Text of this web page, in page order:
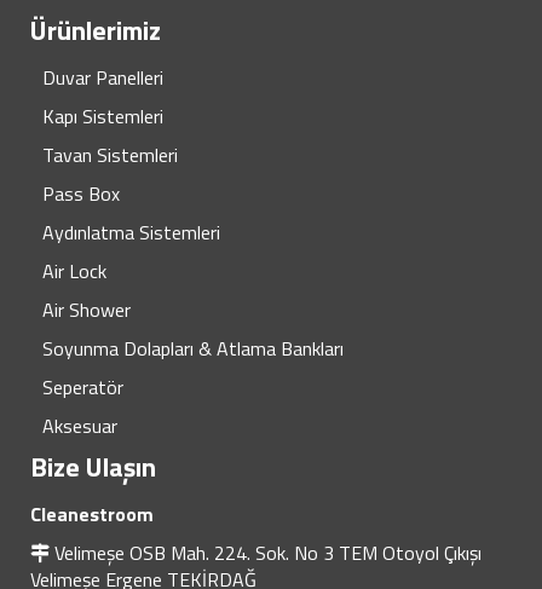
Ürünlerimiz
Duvar Panelleri
Kapı Sistemleri
Tavan Sistemleri
Pass Box
Aydınlatma Sistemleri
Air Lock
Air Shower
Soyunma Dolapları & Atlama Bankları
Seperatör
Aksesuar
Bize Ulaşın
Cleanestroom
Velimeşe OSB Mah. 224. Sok. No 3 TEM Otoyol Çıkışı
Velimeşe Ergene TEKİRDAĞ